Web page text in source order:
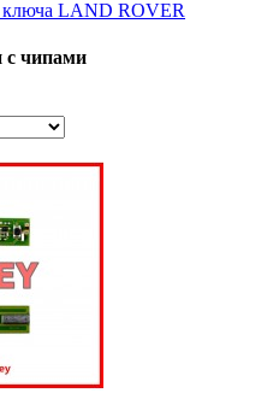
ключа LAND ROVER
с чипами